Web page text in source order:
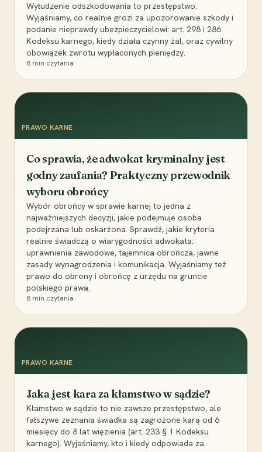
Wyłudzenie odszkodowania to przestępstwo.
Wyjaśniamy, co realnie grozi za upozorowanie szkody i
podanie nieprawdy ubezpieczycielowi: art. 298 i 286
Kodeksu karnego, kiedy działa czynny żal, oraz cywilny
obowiązek zwrotu wypłaconych pieniędzy.
8 min czytania
PRAWO KARNE
Co sprawia, że adwokat kryminalny jest
godny zaufania? Praktyczny przewodnik
wyboru obrońcy
Wybór obrońcy w sprawie karnej to jedna z
najważniejszych decyzji, jakie podejmuje osoba
podejrzana lub oskarżona. Sprawdź, jakie kryteria
realnie świadczą o wiarygodności adwokata:
uprawnienia zawodowe, tajemnica obrończa, jawne
zasady wynagrodzenia i komunikacja. Wyjaśniamy też
prawo do obrony i obrońcę z urzędu na gruncie
polskiego prawa.
8 min czytania
PRAWO KARNE
Jaka jest kara za kłamstwo w sądzie?
Kłamstwo w sądzie to nie zawsze przestępstwo, ale
fałszywe zeznania świadka są zagrożone karą od 6
miesięcy do 8 lat więzienia (art. 233 § 1 Kodeksu
karnego). Wyjaśniamy, kto i kiedy odpowiada za